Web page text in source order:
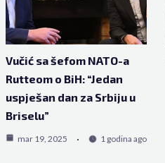
Vučić sa šefom NATO-a
Rutteom o BiH: “Jedan
uspješan dan za Srbiju u
Briselu”
mar 19, 2025 1 godina ago